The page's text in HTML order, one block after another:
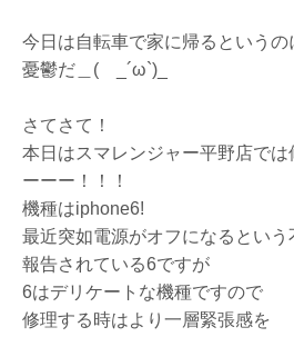
今日は自転車で家に帰るというの
憂鬱だ＿( _´ω`)_
さてさて！
本日はスマレンジャー平野店では
ーーー！！！
機種はiphone6!
最近突如電源がオフになるという
報告されている6ですが
6はデリケートな機種ですので
修理する時はより一層緊張感を